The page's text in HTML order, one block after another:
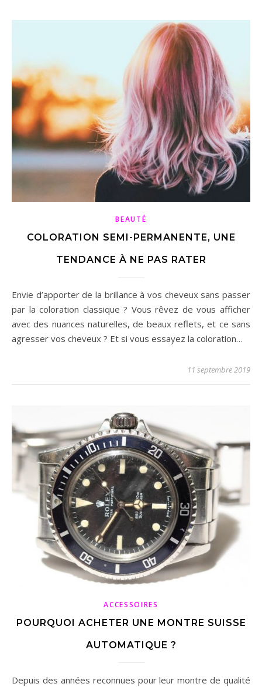
BEAUTÉ
COLORATION SEMI-PERMANENTE, UNE
TENDANCE À NE PAS RATER
Envie d’apporter de la brillance à vos cheveux sans passer
par la coloration classique ? Vous rêvez de vous afficher
avec des nuances naturelles, de beaux reflets, et ce sans
agresser vos cheveux ? Et si vous essayez la coloration…
11 septembre 2019
ACCESSOIRES
POURQUOI ACHETER UNE MONTRE SUISSE
AUTOMATIQUE ?
Depuis des années reconnues pour leur montre de qualité